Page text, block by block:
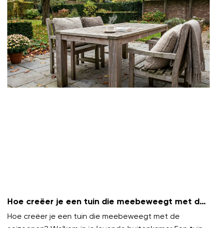
Hoe creëer je een tuin die meebeweegt met de
seizoenen?
Hoe creëer je een tuin die meebeweegt met de